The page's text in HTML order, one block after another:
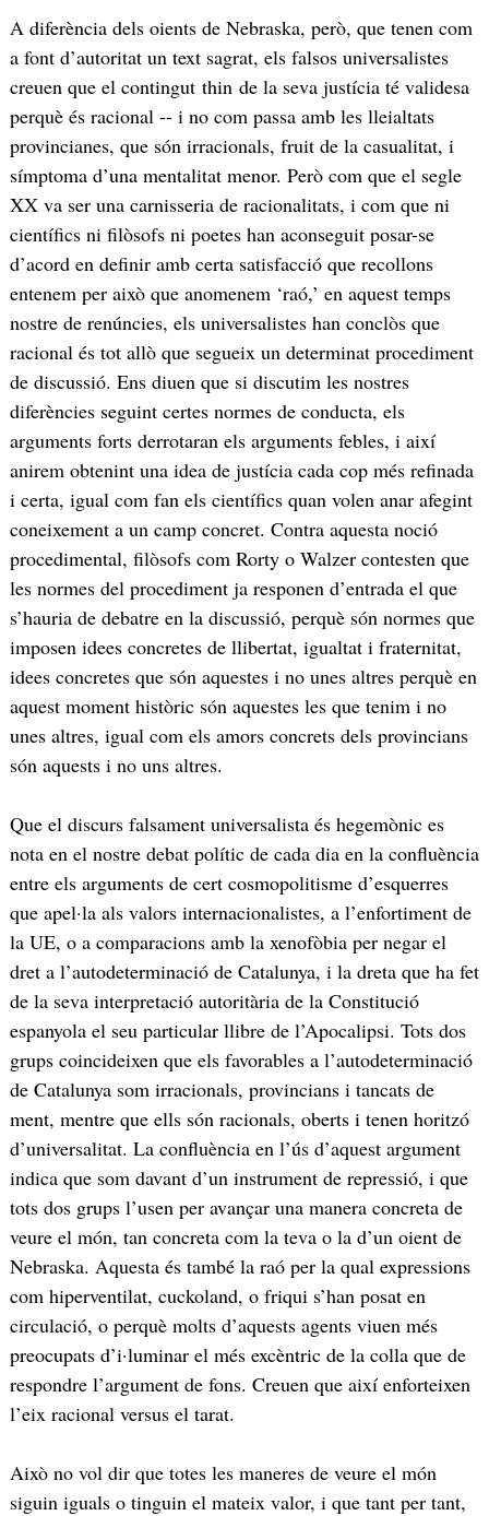
A diferència dels oients de Nebraska, però, que tenen com
a font d’autoritat un text sagrat, els falsos universalistes
creuen que el contingut thin de la seva justícia té validesa
perquè és racional -- i no com passa amb les lleialtats
provincianes, que són irracionals, fruit de la casualitat, i
símptoma d’una mentalitat menor. Però com que el segle
XX va ser una carnisseria de racionalitats, i com que ni
científics ni filòsofs ni poetes han aconseguit posar-se
d’acord en definir amb certa satisfacció que recollons
entenem per això que anomenem ‘raó,’ en aquest temps
nostre de renúncies, els universalistes han conclòs que
racional és tot allò que segueix un determinat procediment
de discussió. Ens diuen que si discutim les nostres
diferències seguint certes normes de conducta, els
arguments forts derrotaran els arguments febles, i així
anirem obtenint una idea de justícia cada cop més refinada
i certa, igual com fan els científics quan volen anar afegint
coneixement a un camp concret. Contra aquesta noció
procedimental, filòsofs com Rorty o Walzer contesten que
les normes del procediment ja responen d’entrada el que
s’hauria de debatre en la discussió, perquè són normes que
imposen idees concretes de llibertat, igualtat i fraternitat,
idees concretes que són aquestes i no unes altres perquè en
aquest moment històric són aquestes les que tenim i no
unes altres, igual com els amors concrets dels provincians
són aquests i no uns altres.
Que el discurs falsament universalista és hegemònic es
nota en el nostre debat polític de cada dia en la confluència
entre els arguments de cert cosmopolitisme d’esquerres
que apel·la als valors internacionalistes, a l’enfortiment de
la UE, o a comparacions amb la xenofòbia per negar el
dret a l’autodeterminació de Catalunya, i la dreta que ha fet
de la seva interpretació autoritària de la Constitució
espanyola el seu particular llibre de l’Apocalipsi. Tots dos
grups coincideixen que els favorables a l’autodeterminació
de Catalunya som irracionals, provincians i tancats de
ment, mentre que ells són racionals, oberts i tenen horitzó
d’universalitat. La confluència en l’ús d’aquest argument
indica que som davant d’un instrument de repressió, i que
tots dos grups l’usen per avançar una manera concreta de
veure el món, tan concreta com la teva o la d’un oient de
Nebraska. Aquesta és també la raó per la qual expressions
com hiperventilat, cuckoland, o friqui s’han posat en
circulació, o perquè molts d’aquests agents viuen més
preocupats d’i·luminar el més excèntric de la colla que de
respondre l’argument de fons. Creuen que així enforteixen
l’eix racional versus el tarat.
Això no vol dir que totes les maneres de veure el món
siguin iguals o tinguin el mateix valor, i que tant per tant,